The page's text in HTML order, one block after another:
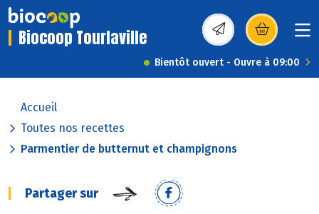
Biocoop Tourlaville (s’ouvre dans une
Bientôt ouvert - Ouvre à 09:00
Accueil
Toutes nos recettes
Parmentier de butternut et champignons
Partager sur